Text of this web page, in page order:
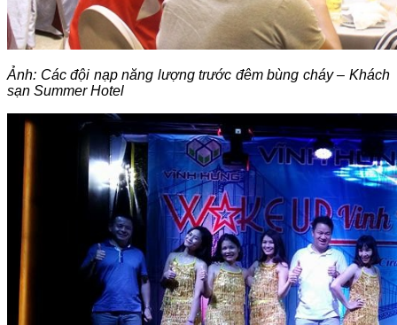
Ảnh: Các đội nạp năng lượng trước đêm bùng cháy – Khách
sạn Summer Hotel